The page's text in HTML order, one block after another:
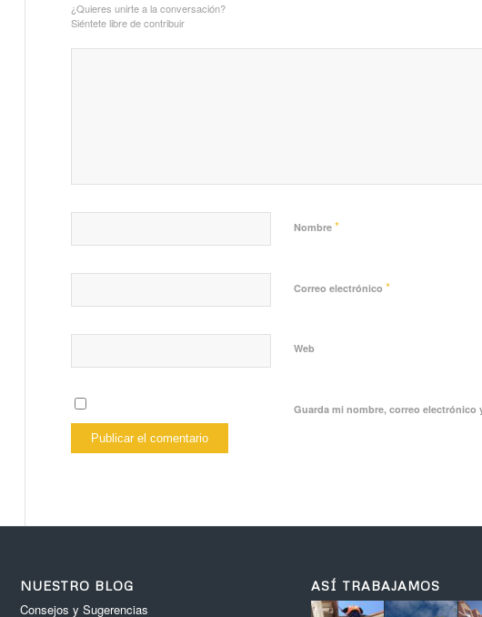
¿Quieres unirte a la conversación?
Siéntete libre de contribuir
Nombre *
Correo electrónico *
Web
Guarda mi nombre, correo electrónico
NUESTRO BLOG
Consejos y Sugerencias
ASÍ TRABAJAMOS